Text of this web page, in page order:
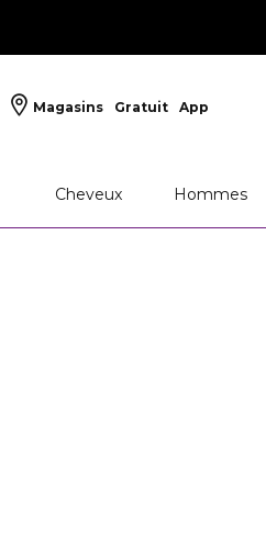
Magasins Gratuit App
Cheveux Hommes